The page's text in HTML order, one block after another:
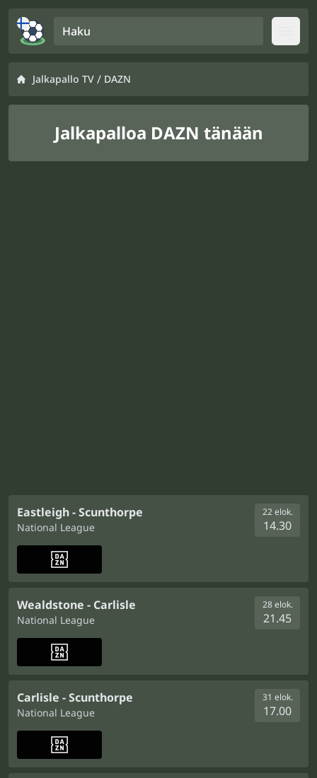
Jalkapallo TV / DAZN
Jalkapalloa DAZN tänään
Eastleigh - Scunthorpe
National League
22 elok.
14.30
Wealdstone - Carlisle
National League
28 elok.
21.45
Carlisle - Scunthorpe
National League
31 elok.
17.00